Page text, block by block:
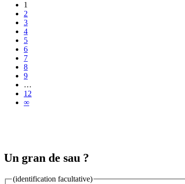
1
2
3
4
5
6
7
8
9
…
12
∞
Un gran de sau ?
(identification facultative)